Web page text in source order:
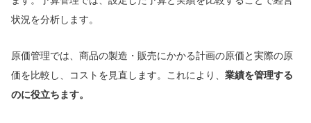
状況を分析します。
原価管理では、商品の製造・販売にかかる計画の原価と実際の原
価を比較し、コストを見直します。これにより、 業績を管理する
のに役立ちます。